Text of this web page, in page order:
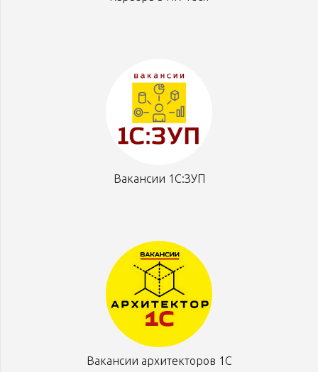
Вакансии 1С:ЗУП
Вакансии архитекторов 1С